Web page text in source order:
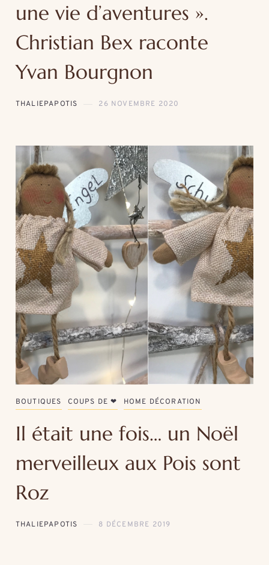
une vie d’aventures ».
Christian Bex raconte
Yvan Bourgnon
THALIEPAPOTIS 26 NOVEMBRE 2020
BOUTIQUES COUPS DE ❤ HOME DÉCORATION
Il était une fois… un Noël
merveilleux aux Pois sont
Roz
THALIEPAPOTIS 8 DÉCEMBRE 2019